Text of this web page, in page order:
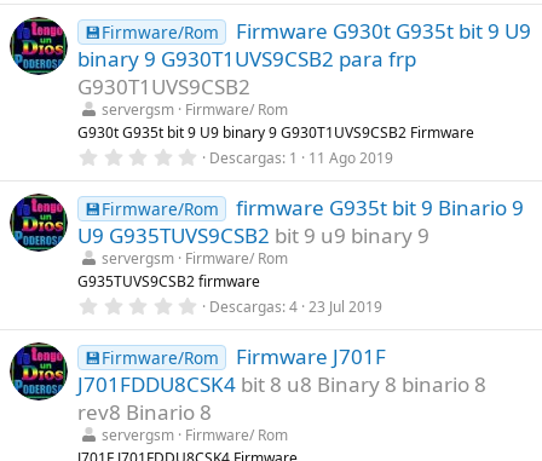
a
(
s
)
0
0
e
s
t
r
e
l
a
(
s
)
💾Firmware/Rom
Firmware G930t G935t bit 9 U9
binary 9 G930T1UVS9CSB2 para frp
G930T1UVS9CSB2
servergsm Firmware/ Rom
G930t G935t bit 9 U9 binary 9 G930T1UVS9CSB2 Firmware
0
0
0
e
s
t
r
e
l
a
(
s
)
Descargas 1 11 Ago 2019
💾Firmware/Rom
firmware G935t bit 9 Binario 9
U9 G935TUVS9CSB2 bit 9 u9 binary 9
servergsm Firmware/ Rom
G935TUVS9CSB2 firmware
0
0
0
e
s
t
r
e
Descargas 4 23 Jul 2019
💾Firmware/Rom
Firmware J701F
J701FDDU8CSK4 bit 8 u8 Binary 8 binario 8
rev8 Binario 8
servergsm Firmware/ Rom